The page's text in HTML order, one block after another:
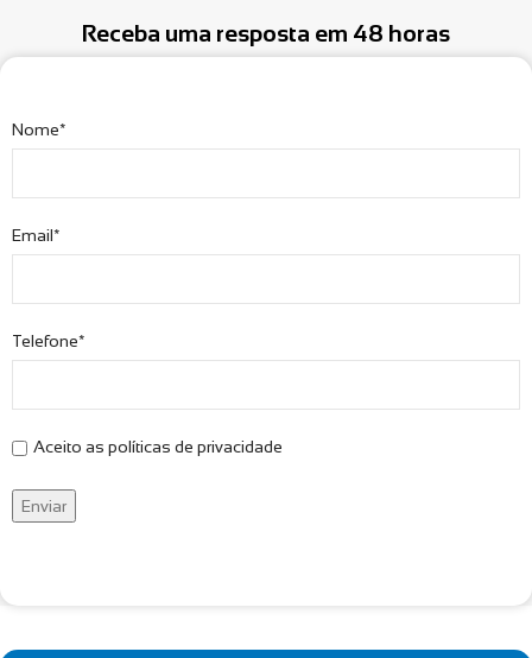
Receba uma resposta em 48 horas
Nome*
Email*
Telefone*
Aceito as políticas de privacidade